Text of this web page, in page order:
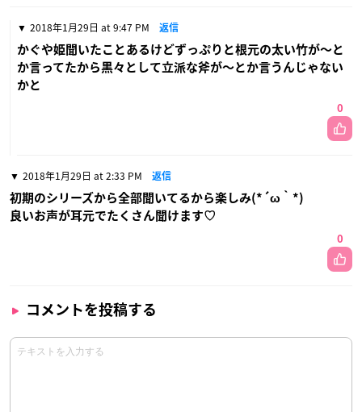
2018年1月29日 at 9:47 PM 返信
かぐや姫聞いたことあるけどずっぷりと根元の太い竹が〜と
か言ってたから黒々として立派な斧が〜とか言うんじゃない
かと
0
2018年1月29日 at 2:33 PM 返信
初期のシリーズから全部聞いてるから楽しみ(*´ω｀*)
良いお声が耳元でたくさん聞けます♡
0
コメントを投稿する